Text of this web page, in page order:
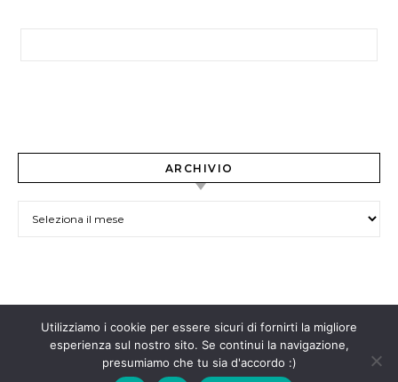
ARCHIVIO
Contenuti rilasciati con licenza
Creative Commons BY-NC-ND
4.0
Utilizziamo i cookie per essere sicuri di fornirti la migliore
esperienza sul nostro sito. Se continui la navigazione,
presumiamo che tu sia d'accordo :)